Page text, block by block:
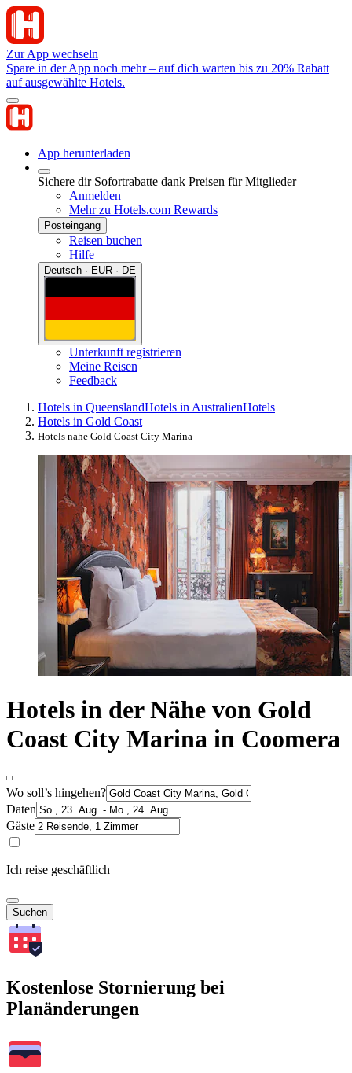
Zur App wechseln
Spare in der App noch mehr – auf dich warten bis zu 20% Rabatt
auf ausgewählte Hotels.
App herunterladen
Sichere dir Sofortrabatte dank Preisen für Mitglieder
Anmelden
Mehr zu Hotels.com Rewards
Posteingang
Reisen buchen
Hilfe
Deutsch · EUR · DE
Unterkunft registrieren
Meine Reisen
Feedback
Hotels in QueenslandHotels in AustralienHotels
Hotels in Gold Coast
Hotels nahe Gold Coast City Marina
Hotels in der Nähe von Gold
Coast City Marina in Coomera
Wo soll’s hingehen?
Daten
Gäste
Ich reise geschäftlich
Suchen
Kostenlose Stornierung bei
Planänderungen